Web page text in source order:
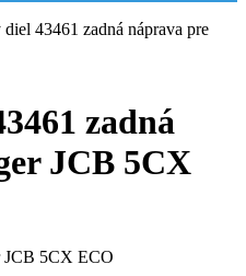
43461 zadná náprava pre
zadná
JCB 5CX
JCB 5CX ECO